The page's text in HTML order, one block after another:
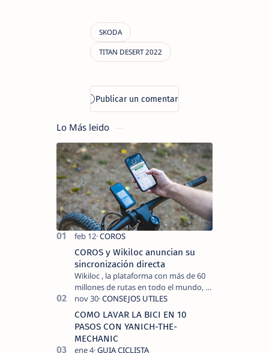
Lo Más leido
COROS y Wikiloc anuncian su
sincronización directa
Wikiloc , la plataforma con más de 60
millones de rutas en todo el mundo, y
COROS , marca de dispositivos GPS
reconocida mundialmente por su
tecnolo…
COMO LAVAR LA BICI EN 10
PASOS CON YANICH-THE-
MECHANIC